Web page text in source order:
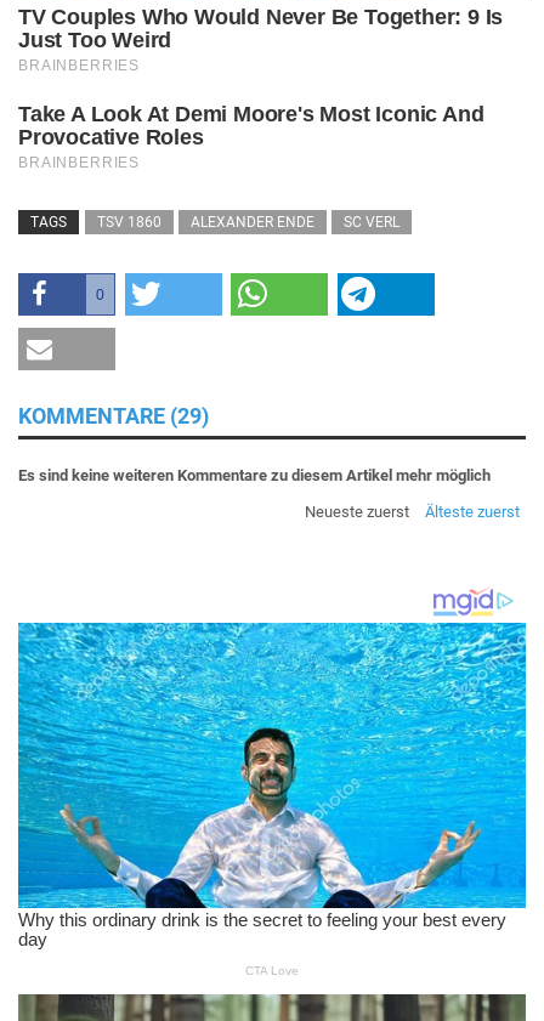
TAGS TSV 1860 ALEXANDER ENDE SC VERL
0
KOMMENTARE (29)
Es sind keine weiteren Kommentare zu diesem Artikel mehr möglich
Neueste zuerst
Älteste zuerst